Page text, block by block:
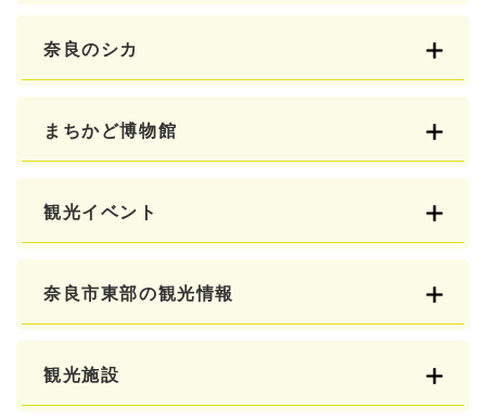
奈良のシカ
まちかど博物館
観光イベント
奈良市東部の観光情報
観光施設